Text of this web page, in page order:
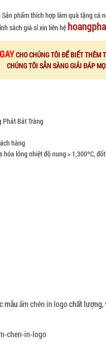
phẩm thích hợp làm quà tặng cá
sách giá sỉ xin liên hệ
CHO CHÚNG TÔI ĐỂ BIẾT THÊM
CHÚNG TÔI SẴN SÀNG GIẢI ĐÁP
Bát Tràng
hàng
lỏng nhiệt độ nung > 1,300ºC,
mẫuấm chén in logochất lượng,
chen-in-logo